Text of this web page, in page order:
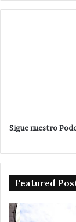
Sigue nuestro
Featured
Pone